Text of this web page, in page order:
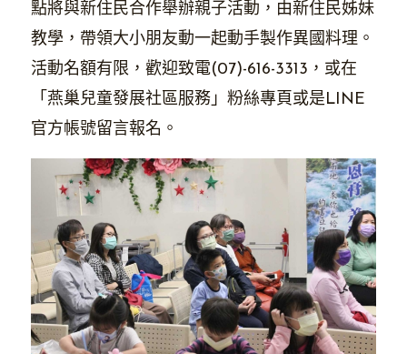
點將與新住民合作舉辦親子活動，由新住民姊妹
教學，帶領大小朋友動一起動手製作異國料理。
活動名額有限，歡迎致電(07)-616-3313，或在
「燕巢兒童發展社區服務」粉絲專頁或是LINE
官方帳號留言報名。